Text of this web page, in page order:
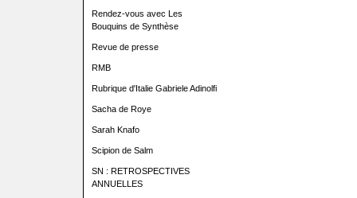
Rendez-vous avec Les
Bouquins de Synthèse
Revue de presse
RMB
Rubrique d'Italie Gabriele Adinolfi
Sacha de Roye
Sarah Knafo
Scipion de Salm
SN : RETROSPECTIVES
ANNUELLES